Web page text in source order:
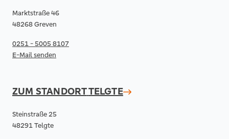
Marktstraße 46
48268 Greven
0251 - 5005 8107
E-Mail senden
ZUM STANDORTTELGTE
Steinstraße 25
48291 Telgte